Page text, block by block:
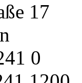
17
0